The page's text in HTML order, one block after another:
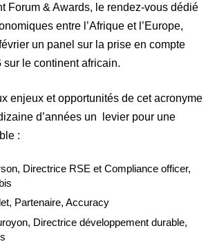
Forum & Awards, le rendez-vous dédié
entre l’Afrique et l’Europe,
un panel sur la prise en compte
le continent africain.
enjeux et opportunités de cet acronyme
d’années un levier pour une
:
Directrice RSE et Compliance officer,
Partenaire, Accuracy
Directrice développement durable,